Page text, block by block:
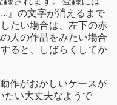
』の文字が消えるまで
たい場合は、左下の赤
人の作品をみたい場合
ると、しばらくしてか
作がおかしいケースが
たい大丈夫なようで